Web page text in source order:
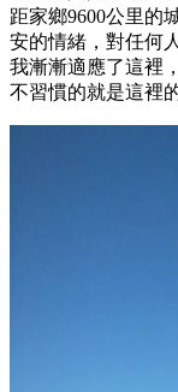
距家鄉9600公里的
安的情緒，對任何
我漸漸適應了這裡
不習慣的就是這裡